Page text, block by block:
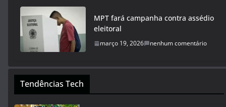
MPT fará campanha contra assédio
eleitoral
março 19, 2026 nenhum comentário
Tendências Tech